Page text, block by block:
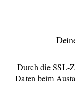
Durch die SSL-
Daten beim